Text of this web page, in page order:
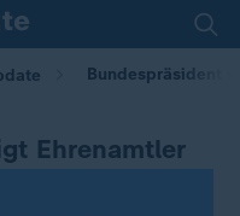
Bundespräsident
Ehrenamtler